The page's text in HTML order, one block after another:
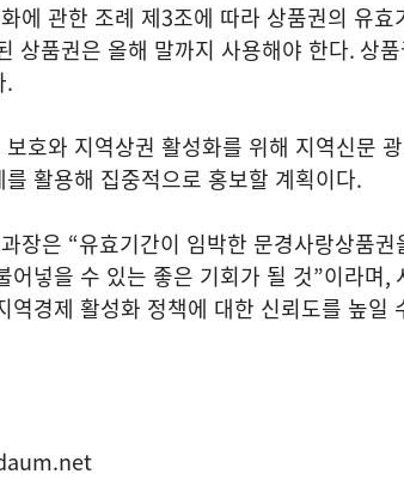
에 관한 조례 제3조에 따라 상품권의 유효
상품권은 올해 말까지 사용해야 한다. 상
.
호와 지역상권 활성화를 위해 지역신문
활용해 집중적으로 홍보할 계획이다.
장은 “유효기간이 임박한 문경사랑상품
어넣을 수 있는 좋은 기회가 될 것”이라며,
역경제 활성화 정책에 대한 신뢰도를 높일